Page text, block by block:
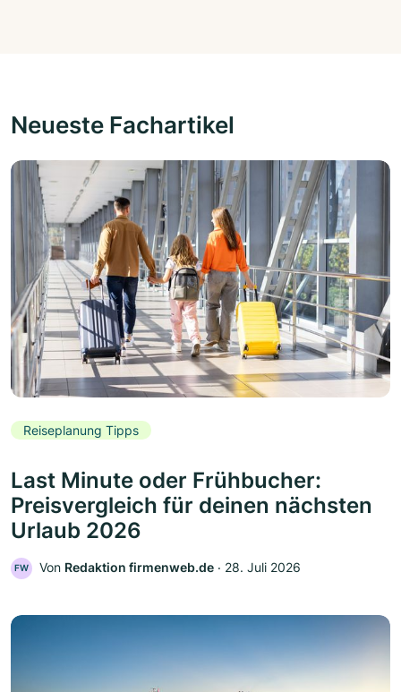
Neueste Fachartikel
Reiseplanung Tipps
Last Minute oder Frühbucher:
Preisvergleich für deinen nächsten
Urlaub 2026
FW Von Redaktion firmenweb.de ‧ 28. Juli 2026